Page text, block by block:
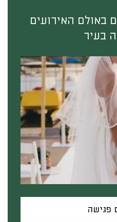
באולם האירועים
בעיר
פגישה